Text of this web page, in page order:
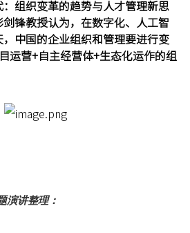
组织变革的趋势与人才管理新思
剑锋教授认为，在数字化、人工智
中国的企业组织和管理要进行变
运营+自主经营体+生态化运作的组
演讲整理：